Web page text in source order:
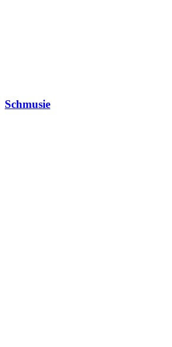
Schmusie